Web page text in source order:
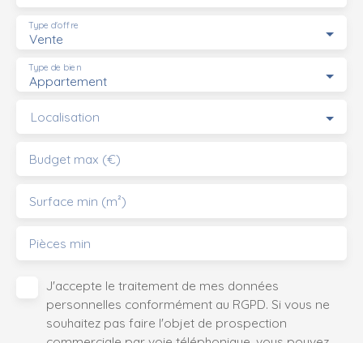
Vente
Type d'offre
Appartement
Type de bien
Localisation
Budget max (€)
Surface min (m²)
Pièces min
J'accepte le traitement de mes données
personnelles conformément au RGPD. Si vous ne
souhaitez pas faire l'objet de prospection